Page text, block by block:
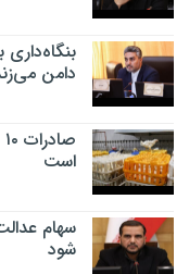
دامن
است
سهام
شود